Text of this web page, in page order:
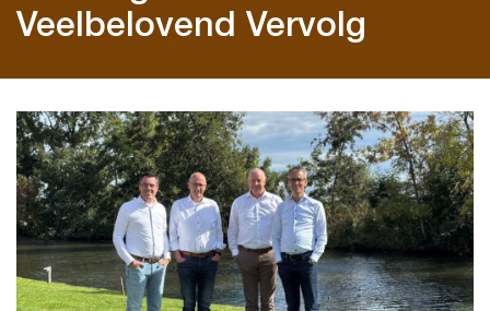
Veelbelovend Vervolg